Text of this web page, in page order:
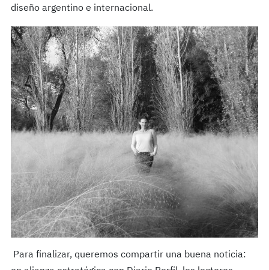
diseño argentino e internacional.
Para finalizar, queremos compartir una buena noticia: